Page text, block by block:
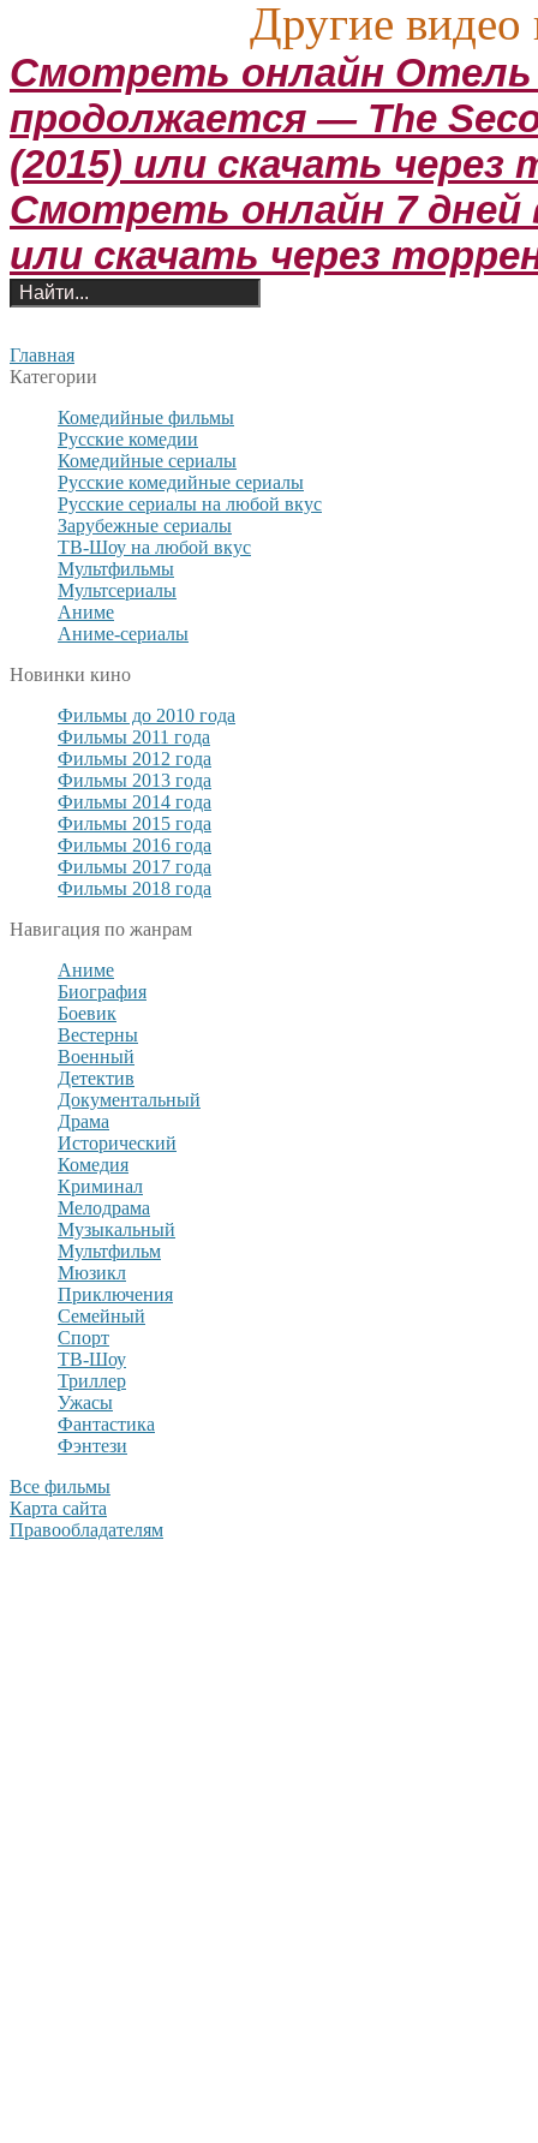
Другие видео
Смотреть онлайн Отель
продолжается — The
(2015) или скачать через
Смотреть онлайн 7 дней
или скачать через
Главная
Категории
Комедийные фильмы
Русские комедии
Комедийные сериалы
Русские комедийные сериалы
Русские сериалы на любой вкус
Зарубежные сериалы
ТВ-Шоу на любой вкус
Мультфильмы
Мультсериалы
Аниме
Аниме-сериалы
Новинки кино
Фильмы до 2010 года
Фильмы 2011 года
Фильмы 2012 года
Фильмы 2013 года
Фильмы 2014 года
Фильмы 2015 года
Фильмы 2016 года
Фильмы 2017 года
Фильмы 2018 года
Навигация по жанрам
Аниме
Биография
Боевик
Вестерны
Военный
Детектив
Документальный
Драма
Исторический
Комедия
Криминал
Мелодрама
Музыкальный
Мультфильм
Мюзикл
Приключения
Семейный
Спорт
ТВ-Шоу
Триллер
Ужасы
Фантастика
Фэнтези
Все фильмы
Карта сайта
Правообладателям